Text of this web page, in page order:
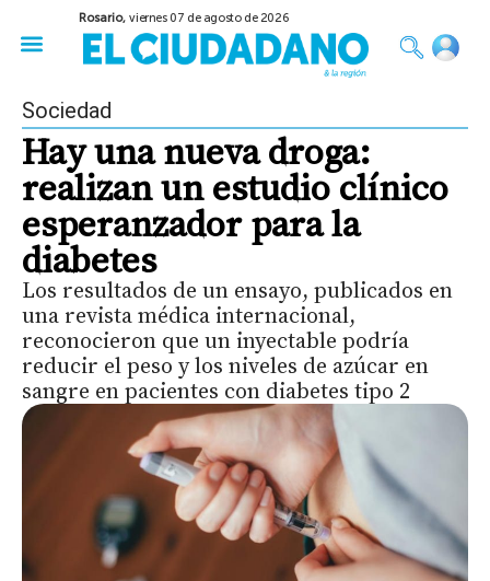
Rosario,viernes 07 de agosto de 2026
Sociedad
Hay una nueva droga:
realizan un estudio clínico
esperanzador para la
diabetes
Los resultados de un ensayo, publicados en
una revista médica internacional,
reconocieron que un inyectable podría
reducir el peso y los niveles de azúcar en
sangre en pacientes con diabetes tipo 2